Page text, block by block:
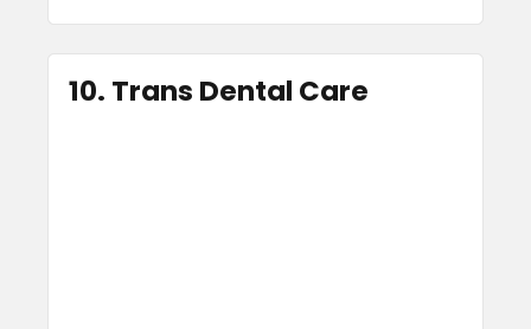
10. Trans Dental Care